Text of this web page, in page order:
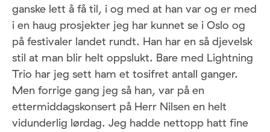
ganske lett å få til, i og med at han var og er med
i en haug prosjekter jeg har kunnet se i Oslo og
på festivaler landet rundt. Han har en så djevelsk
stil at man blir helt oppslukt. Bare med Lightning
Trio har jeg sett ham et tosifret antall ganger.
Men forrige gang jeg så han, var på en
ettermiddagskonsert på Herr Nilsen en helt
vidunderlig lørdag. Jeg hadde nettopp hatt fine